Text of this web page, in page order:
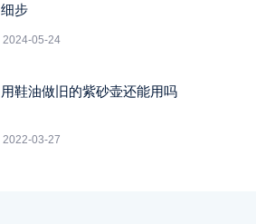
细步
2024-05-24
用鞋油做旧的紫砂壶还能用吗
2022-03-27